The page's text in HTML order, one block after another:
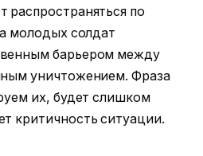
по
молодых солдат
барьером между
уничтожением. Фраза
их, будет слишком
критичность ситуации.